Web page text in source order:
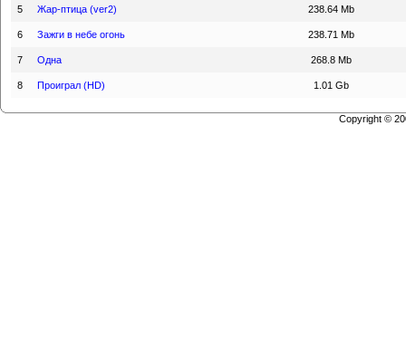
5 Жар-птица (ver2) 238.64 Mb
6 Зажги в небе огонь 238.71 Mb
7 Одна 268.8 Mb
8 Проиграл (HD) 1.01 Gb
Copyright ©